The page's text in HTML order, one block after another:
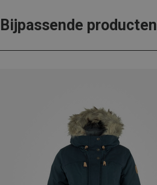
Bijpassende producten